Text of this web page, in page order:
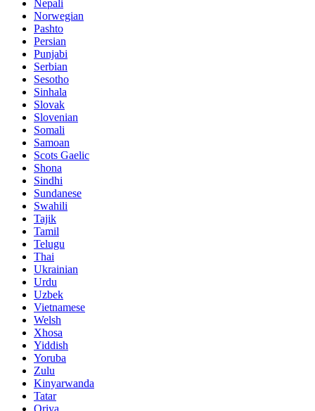
Nepali
Norwegian
Pashto
Persian
Punjabi
Serbian
Sesotho
Sinhala
Slovak
Slovenian
Somali
Samoan
Scots Gaelic
Shona
Sindhi
Sundanese
Swahili
Tajik
Tamil
Telugu
Thai
Ukrainian
Urdu
Uzbek
Vietnamese
Welsh
Xhosa
Yiddish
Yoruba
Zulu
Kinyarwanda
Tatar
Oriya